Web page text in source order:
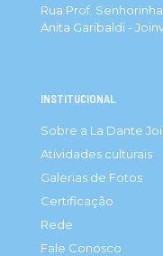
Rua Prof.
Anita Garibaldi -
INSTITUCIONAL
Sobre a La Dante
Atividades culturais
Galerias de Fotos
Certificação
Rede
Fale Conosco